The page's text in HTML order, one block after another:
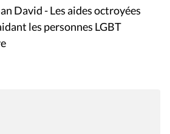
David - Les aides octroyées
les personnes LGBT